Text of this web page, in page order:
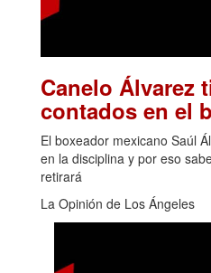
Canelo Álvarez
contados en el
El boxeador mexicano Saúl
en la disciplina y por eso
retirará
La Opinión de Los Ángeles